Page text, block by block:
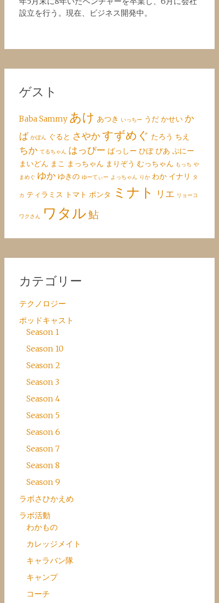
設立を行う。現在、ビジネス開発中。
ゲスト
Baba Sammy あけ あつき いっちー うだ かせい か
ば かぽん ぐると さやかすずめぐ たろう ちえ
ちか てるちゃん はっぴー ばっしー ひぽ ぴあ ぷにー
まいどん まこ まっちゃん まりぞう むっちゃん もっち や
まめぐ ゆか ゆきの ゆーてぃー よっちゃん りか わか イナリ タ
カ ティラミス トマト ポンタ ミナト リエ リョーコ
ワクさん ワタル鮎
カテゴリー
テクノロジー
ポッドキャスト
Season 1
Season 10
Season 2
Season 3
Season 4
Season 5
Season 6
Season 7
Season 8
Season 9
ラボさひかえめ
ラボ活動
わかもの
カレッジメイト
キャラバン隊
キャンプ
コーチ